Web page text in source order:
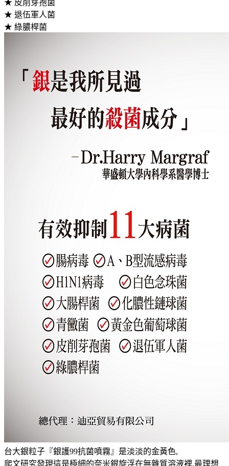
★ 皮削芽孢菌
★ 退伍軍人菌
★ 綠膿桿菌
台大銀粒子『銀護99抗菌噴霧』是淡淡的金黃色,
爬文研究發現這是極細的奈米銀旋浮在無雜質溶液裡,最理想